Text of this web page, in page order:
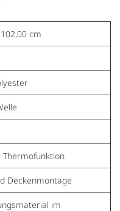
cm
Thermofunktion
Deckenmontage
im